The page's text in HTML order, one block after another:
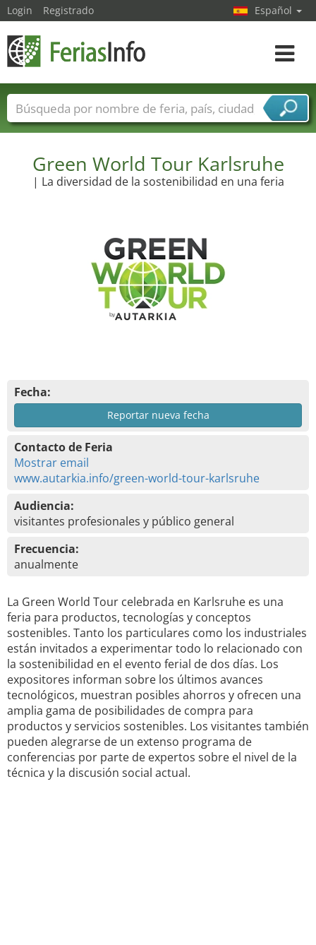
Green World Tour Karlsruhe
| La diversidad de la sostenibilidad en una feria
Fecha:
Reportar nueva fecha
Contacto de Feria
Mostrar email
www.autarkia.info/green-world-tour-karlsruhe
Audiencia:
visitantes profesionales y público general
Frecuencia:
anualmente
La Green World Tour celebrada en Karlsruhe es una
feria para productos, tecnologías y conceptos
sostenibles. Tanto los particulares como los industriales
están invitados a experimentar todo lo relacionado con
la sostenibilidad en el evento ferial de dos días. Los
expositores informan sobre los últimos avances
tecnológicos, muestran posibles ahorros y ofrecen una
amplia gama de posibilidades de compra para
productos y servicios sostenibles. Los visitantes también
pueden alegrarse de un extenso programa de
conferencias por parte de expertos sobre el nivel de la
técnica y la discusión social actual.
Login Registrado Español
toggle
Nombres de ferias Países
Ciudades
Sectores de proveedor de servicios